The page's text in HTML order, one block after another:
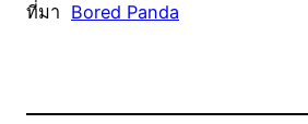
ที่มา Bored Panda